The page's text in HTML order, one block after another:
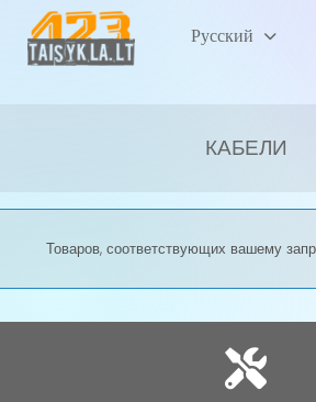
Lietuvių
Русский
КАБЕЛИ
Товаров, соответствующих вашему